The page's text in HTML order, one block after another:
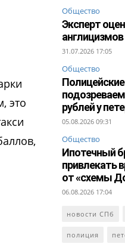
это
Общество
Эксперт
31.07.2026 17:05
Общество
рублей у
05.08.2026 09:31
Общество
Ипотечный
привлекать
от «схемы
06.08.2026 17:04
новости СПб
полиция